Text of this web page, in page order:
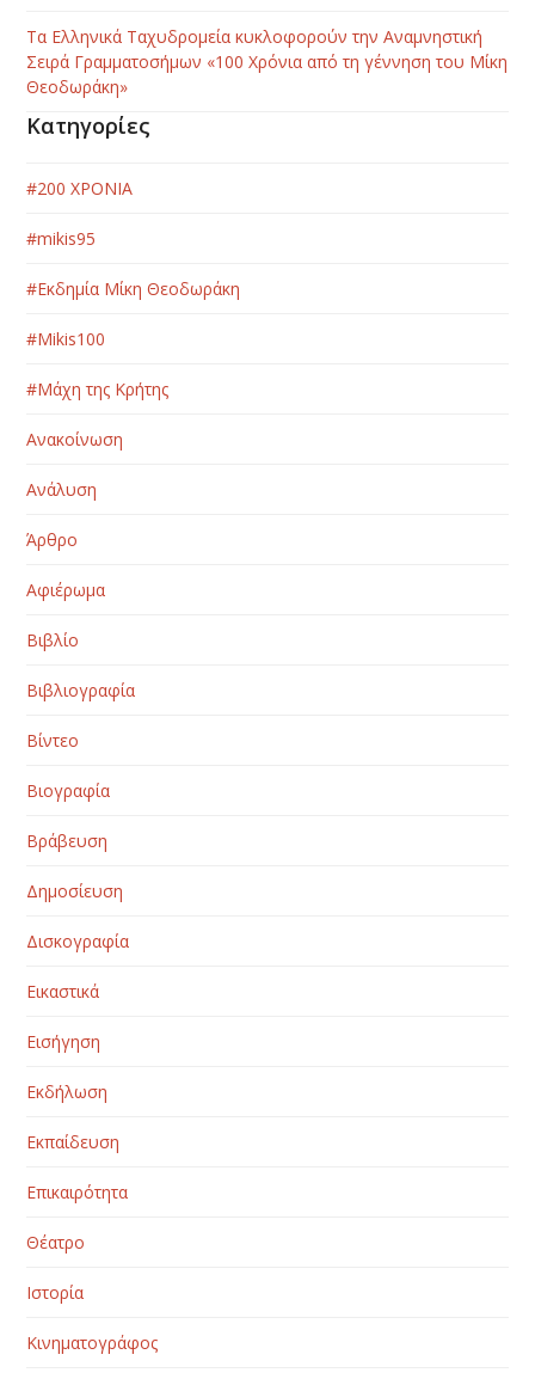
Τα Ελληνικά Ταχυδρομεία κυκλοφορούν την Αναμνηστική
Σειρά Γραμματοσήμων «100 Χρόνια από τη γέννηση του Μίκη
Θεοδωράκη»
Κατηγορίες
#200 ΧΡΟΝΙΑ
#mikis95
#Εκδημία Μίκη Θεοδωράκη
#Μikis100
#Μάχη της Κρήτης
Ανακοίνωση
Ανάλυση
Άρθρο
Αφιέρωμα
Βιβλίο
Βιβλιογραφία
Βίντεο
Βιογραφία
Βράβευση
Δημοσίευση
Δισκογραφία
Εικαστικά
Εισήγηση
Εκδήλωση
Εκπαίδευση
Επικαιρότητα
Θέατρο
Ιστορία
Κινηματογράφος